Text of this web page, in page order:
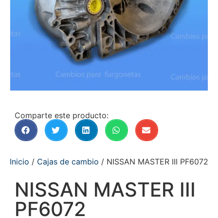
Comparte este producto:
Inicio / Cajas de cambio / NISSAN MASTER III PF6072
NISSAN MASTER III
PF6072